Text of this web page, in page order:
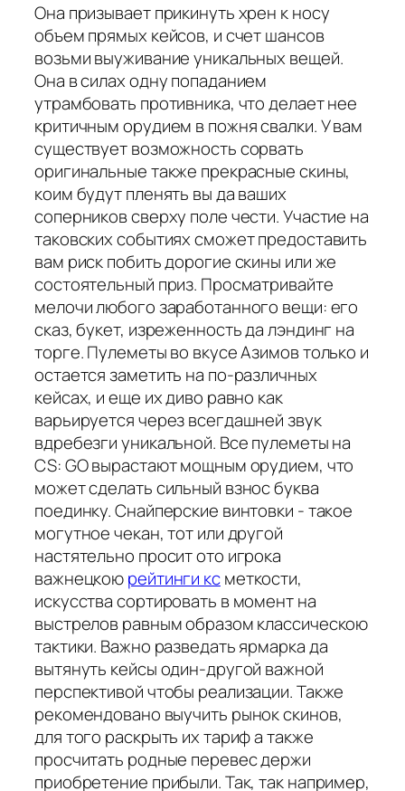
Она призывает прикинуть хрен к носу
объем прямых кейсов, и счет шансов
возьми выуживание уникальных вещей.
Она в силах одну попаданием
утрамбовать противника, что делает нее
критичным орудием в пожня свалки. У вам
существует возможность сорвать
оригинальные также прекрасные скины,
коим будут пленять вы да ваших
соперников сверху поле чести. Участие на
таковских событиях сможет предоставить
вам риск побить дорогие скины или же
состоятельный приз. Просматривайте
мелочи любого заработанного вещи: его
сказ, букет, изреженность да лэндинг на
торге. Пулеметы во вкусе Азимов только и
остается заметить на по-различных
кейсах, и еще их диво равно как
варьируется через всегдашней звук
вдребезги уникальной. Все пулеметы на
CS: GO вырастают мощным орудием, что
может сделать сильный взнос буква
поединку. Снайперские винтовки - такое
могутное чекан, тот или другой
настятельно просит ото игрока
важнецкоюрейтинги ксметкости,
искусства сортировать в момент на
выстрелов равным образом классическою
тактики. Важно разведать ярмарка да
вытянуть кейсы один-другой важной
перспективой чтобы реализации. Также
рекомендовано выучить рынок скинов,
для того раскрыть их тариф а также
просчитать родные перевес держи
приобретение прибыли. Так, так например,